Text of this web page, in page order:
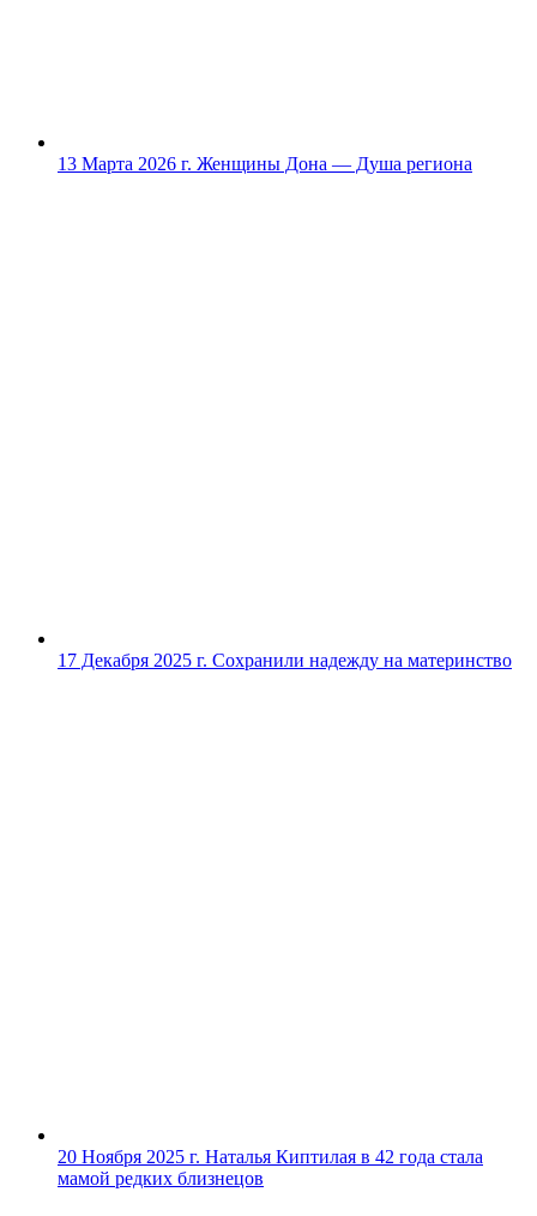
13 Марта 2026 г. Женщины Дона — Душа региона
17 Декабря 2025 г. Сохранили надежду на материнство
20 Ноября 2025 г. Наталья Киптилая в 42 года стала
мамой редких близнецов